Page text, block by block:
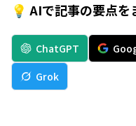
💡 AIで記事の要点を
ChatGPT
Grok